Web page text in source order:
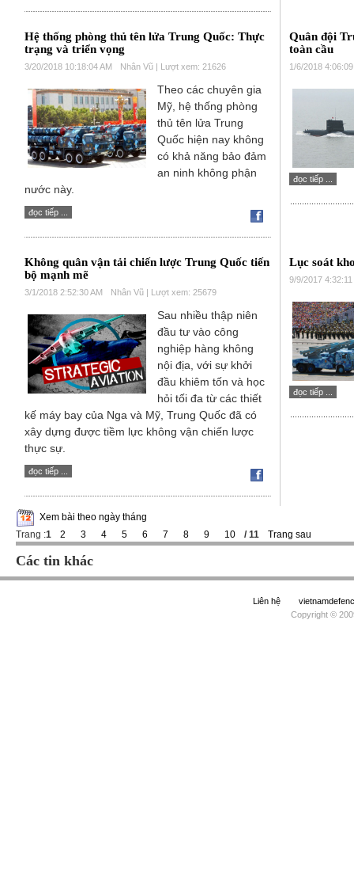
Hệ thống phòng thủ tên lửa Trung Quốc: Thực
trạng và triển vọng
3/20/2018 10:18:04 AM Nhân Vũ | Lượt xem: 21626
Theo các chuyên gia
Mỹ, hệ thống phòng
thủ tên lửa Trung
Quốc hiện nay không
có khả năng bảo đảm
an ninh không phận
nước này.
đọc tiếp ...
Quân đội
toàn cầu
1/6/2018
đọc tiếp ...
Không quân vận tải chiến lược Trung Quốc tiến
bộ mạnh mẽ
3/1/2018 2:52:30 AM Nhân Vũ | Lượt xem: 25679
Sau nhiều thập niên
đầu tư vào công
nghiệp hàng không
nội địa, với sự khởi
đầu khiêm tốn và học
hỏi tối đa từ các thiết
kế máy bay của Nga và Mỹ, Trung Quốc đã có
xây dựng được tiềm lực không vận chiến lược
thực sự.
đọc tiếp ...
Lục soát
9/9/2017 4:32:11
đọc tiếp ...
Xem bài theo ngày tháng
Trang :1 2 3 4 5 6 7 8 9 10 / 11 Trang sau
Các tin khác
Liên hệ
Copyright ©